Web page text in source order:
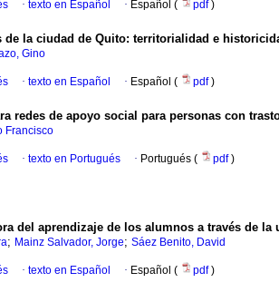
· texto en Español · Español ( pdf)
de la ciudad de Quito: territorialidad e
Gino
· texto en Español · Español ( pdf)
redes de apoyo social para personas con
Francisco
· texto en Portugués · Portugués ( pdf)
del aprendizaje de los alumnos a través de
; Mainz Salvador, Jorge; Sáez Benito, David
· texto en Español · Español ( pdf)